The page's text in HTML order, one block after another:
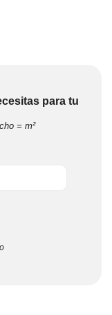
para tu
= m²